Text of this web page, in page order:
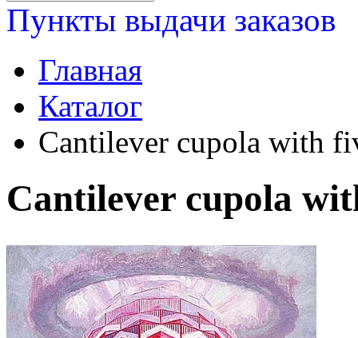
Пункты выдачи заказов
Главная
Каталог
Cantilever cupola with
Cantilever cupola